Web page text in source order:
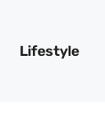
Lifestyle